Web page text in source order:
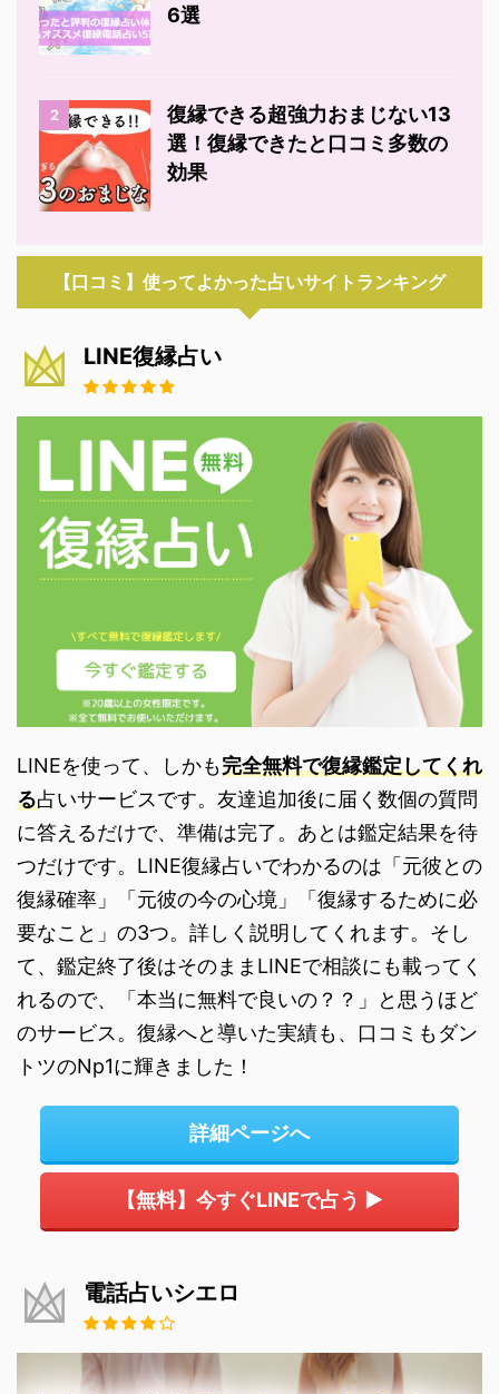
6選
2
復縁できる超強力おまじない13
選！復縁できたと口コミ多数の
効果
【口コミ】使ってよかった占いサイトランキング
LINE復縁占い
LINEを使って、しかも完全無料で復縁鑑定してくれ
る占いサービスです。友達追加後に届く数個の質問
に答えるだけで、準備は完了。あとは鑑定結果を待
つだけです。LINE復縁占いでわかるのは「元彼との
復縁確率」「元彼の今の心境」「復縁するために必
要なこと」の3つ。詳しく説明してくれます。そし
て、鑑定終了後はそのままLINEで相談にも載ってく
れるので、「本当に無料で良いの？？」と思うほど
のサービス。復縁へと導いた実績も、口コミもダン
トツのNp1に輝きました！
詳細ページへ
【無料】今すぐLINEで占う ▶
電話占いシエロ